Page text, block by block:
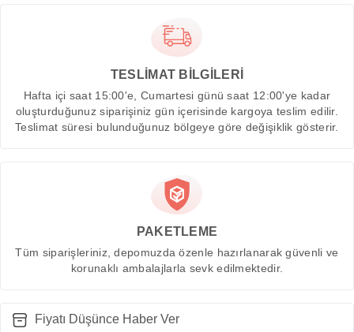
TESLİMAT BİLGİLERİ
Hafta içi saat 15:00'e, Cumartesi günü saat 12:00'ye kadar
oluşturduğunuz siparişiniz gün içerisinde kargoya teslim edilir.
Teslimat süresi bulunduğunuz bölgeye göre değişiklik gösterir.
PAKETLEME
Tüm siparişleriniz, depomuzda özenle hazırlanarak güvenli ve
korunaklı ambalajlarla sevk edilmektedir.
Fiyatı Düşünce Haber Ver